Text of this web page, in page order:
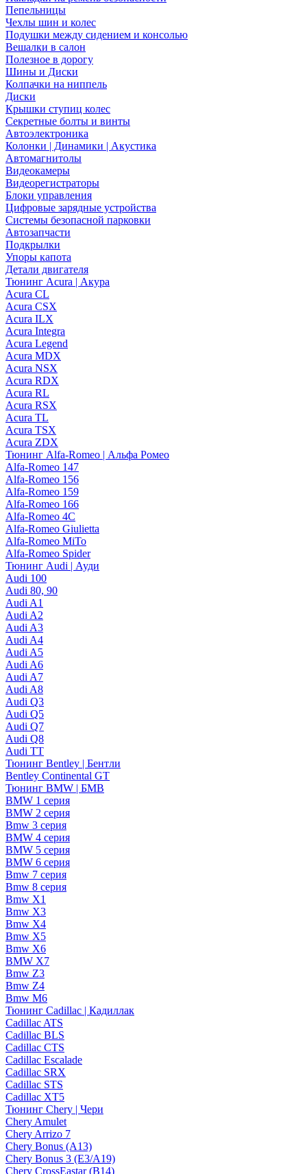
Пепельницы
Чехлы шин и колес
Подушки между сидением и консолью
Вешалки в салон
Полезное в дорогу
Шины и Диски
Колпачки на ниппель
Диски
Крышки ступиц колес
Секретные болты и винты
Автоэлектроника
Колонки | Динамики | Акустика
Автомагнитолы
Видеокамеры
Видеорегистраторы
Блоки управления
Цифровые зарядные устройства
Системы безопасной парковки
Автозапчасти
Подкрылки
Упоры капота
Детали двигателя
Тюнинг Acura | Акура
Acura CL
Acura CSX
Acura ILX
Acura Integra
Acura Legend
Acura MDX
Acura NSX
Acura RDX
Acura RL
Acura RSX
Acura TL
Acura TSX
Acura ZDX
Тюнинг Alfa-Romeo | Альфа Ромео
Alfa-Romeo 147
Alfa-Romeo 156
Alfa-Romeo 159
Alfa-Romeo 166
Alfa-Romeo 4C
Alfa-Romeo Giulietta
Alfa-Romeo MiTo
Alfa-Romeo Spider
Тюнинг Audi | Ауди
Audi 100
Audi 80, 90
Audi A1
Audi A2
Audi A3
Audi A4
Audi A5
Audi A6
Audi A7
Audi A8
Audi Q3
Audi Q5
Audi Q7
Audi Q8
Audi TT
Тюнинг Bentley | Бентли
Bentley Continental GT
Тюнинг BMW | БМВ
BMW 1 серия
BMW 2 серия
Bmw 3 серия
BMW 4 серия
BMW 5 серия
BMW 6 серия
Bmw 7 серия
Bmw 8 серия
Bmw X1
Bmw X3
Bmw X4
Bmw X5
Bmw X6
BMW X7
Bmw Z3
Bmw Z4
Bmw М6
Тюнинг Cadillac | Кадиллак
Cadillac ATS
Cadillac BLS
Cadillac CTS
Cadillac Escalade
Cadillac SRX
Cadillac STS
Cadillac XT5
Тюнинг Chery | Чери
Chery Amulet
Chery Arrizo 7
Chery Bonus (A13)
Chery Bonus 3 (E3/A19)
Chery CrossEastar (B14)